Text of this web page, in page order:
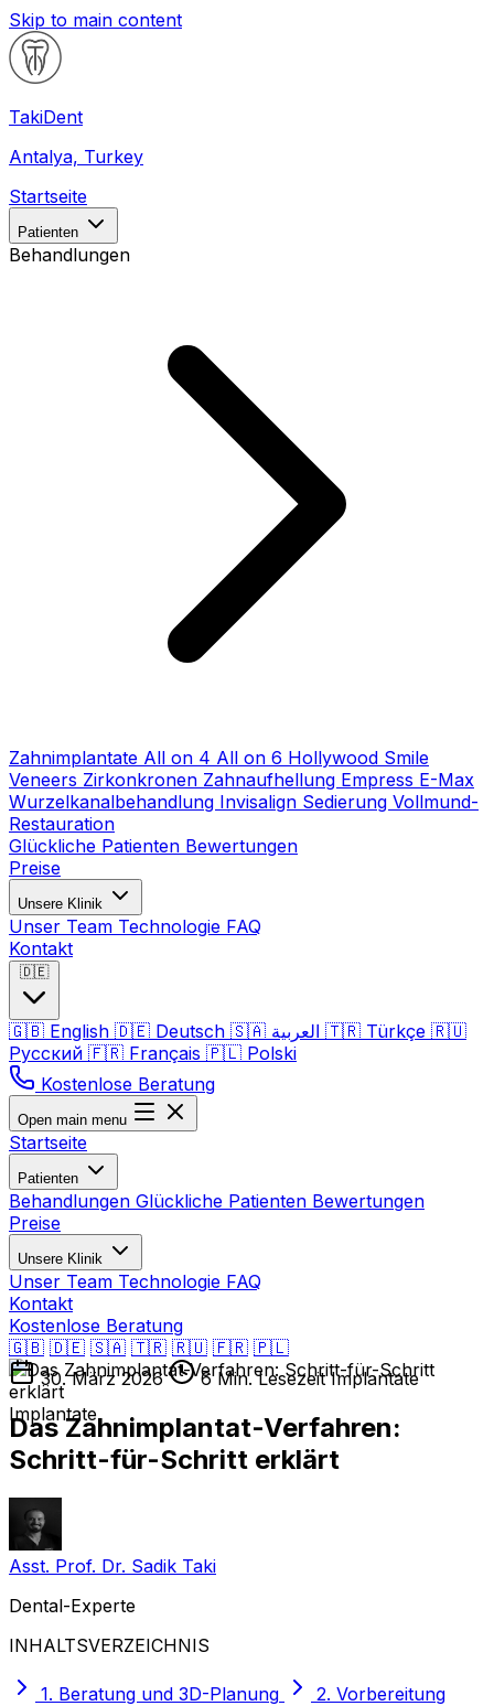
Skip to main content
TakiDent
Antalya, Turkey
Startseite
Patienten
Behandlungen
Zahnimplantate All on 4 All on 6 Hollywood Smile
Veneers Zirkonkronen Zahnaufhellung Empress E-Max
Wurzelkanalbehandlung Invisalign Sedierung Vollmund-
Restauration
Glückliche Patienten Bewertungen
Preise
Unsere Klinik
Unser Team Technologie FAQ
Kontakt
🇩🇪
🇬🇧 English 🇩🇪 Deutsch 🇸🇦 🇹🇷 Türkçe 🇷🇺
Русский 🇫🇷 Français 🇵🇱 Polski
Kostenlose Beratung
Open main menu
Startseite
Patienten
Behandlungen Glückliche Patienten Bewertungen
Preise
Unsere Klinik
Unser Team Technologie FAQ
Kontakt
Kostenlose Beratung
🇬🇧 🇩🇪 🇸🇦 🇹🇷 🇷🇺 🇫🇷 🇵🇱
Implantate
30. März 2026 6 Min. LesezeitImplantate
Das Zahnimplantat-Verfahren:
Schritt-für-Schritt erklärt
Asst. Prof. Dr. Sadik Taki
Dental-Experte
INHALTSVERZEICHNIS
1. Beratung und 3D-Planung
2. Vorbereitung